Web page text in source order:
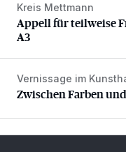
Appell für teilweise
Kreis Mettmann
Appell für teilweise
A3
Zwischen Farben
Vernissage im
Zwischen Farben